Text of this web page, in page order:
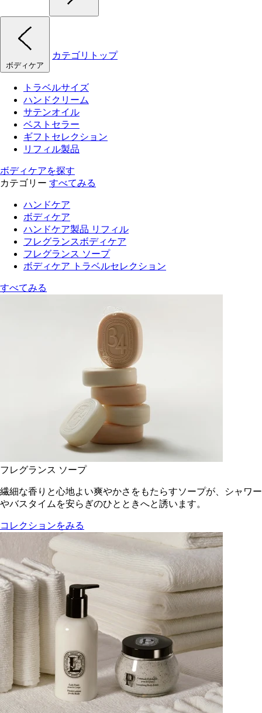
ボディケア
カテゴリトップ
トラベルサイズ
ハンドクリーム
サテンオイル
ベストセラー
ギフトセレクション
リフィル製品
ボディケアを探す
カテゴリー すべてみる
ハンドケア
ボディケア
ハンドケア製品 リフィル
フレグランスボディケア
フレグランス ソープ
ボディケア トラベルセレクション
すべてみる
フレグランス ソープ
繊細な香りと心地よい爽やかさをもたらすソープが、シャワー
やバスタイムを安らぎのひとときへと誘います。
コレクションをみる